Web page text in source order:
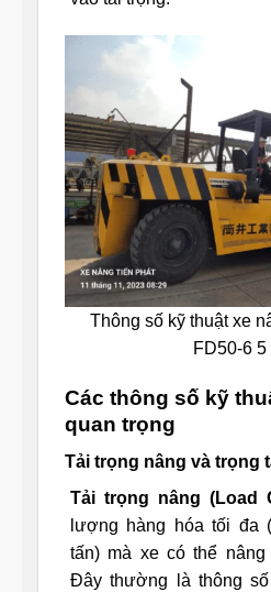
Thông số kỹ thuật xe
FD50-6 5
Các thông số kỹ
quan trọng
Tải trọng nâng và trọng
Tải trọng nâng (Load
lượng hàng hóa tối đa
tấn) mà xe có thể nâng
Đây thường là thông